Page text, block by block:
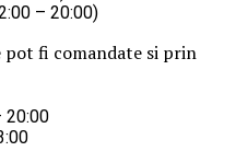
– 20:00)
fi comandate si prin
20:00